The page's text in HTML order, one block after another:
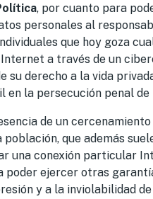
, por cuanto para
personales al
que hoy goza
a través de un
su derecho a la vida
en la persecución penal
de un
población, que además
una conexión particular
poder ejercer otras
y a la inviolabilidad